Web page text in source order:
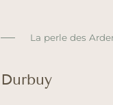
La perle des
Durbuy